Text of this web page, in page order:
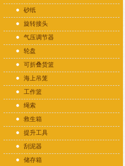
砂纸
旋转接头
气压调节器
轮盘
可折叠货篮
海上吊笼
工作篮
绳索
救生箱
提升工具
刮泥器
储存箱